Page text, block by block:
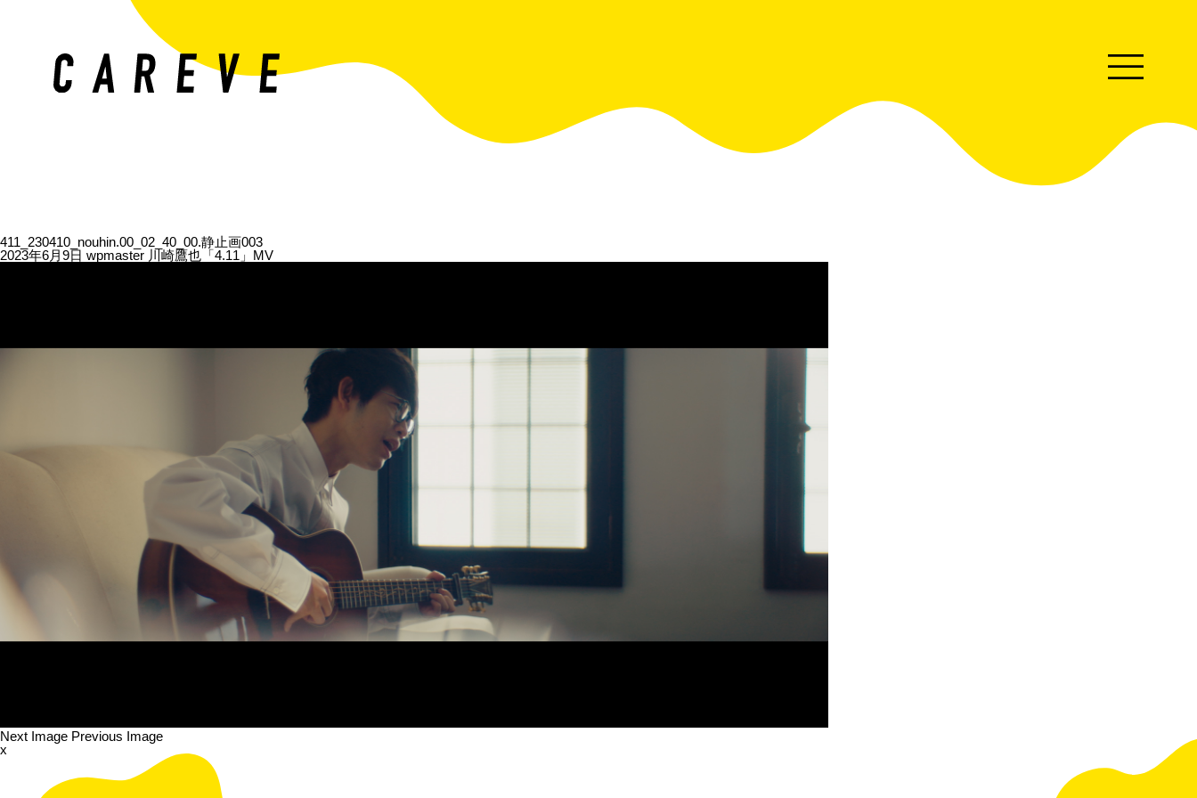
411_230410_nouhin.00_02_40_00.静止画003
2023年6月9日 wpmaster 川崎鷹也「4.11」MV
Next Image Previous Image
x